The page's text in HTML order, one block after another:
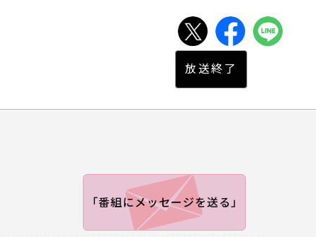
「番組にメッセージを送る」